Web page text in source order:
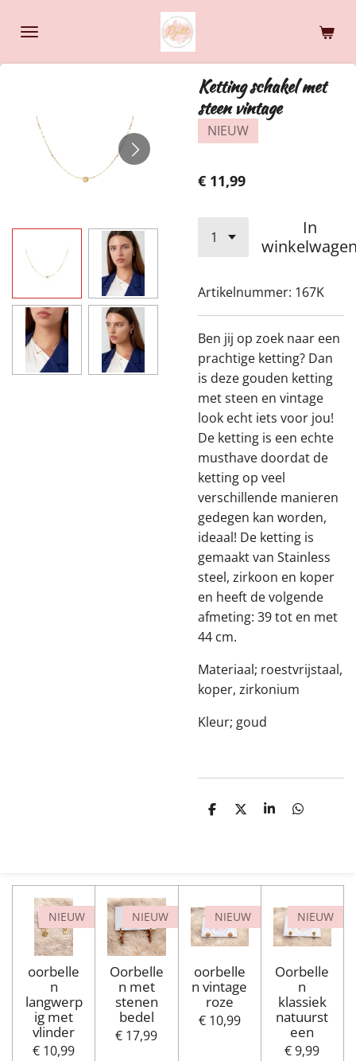
direct
Ketting schakel met
steen vintage
NIEUW
€ 11,99
In
Artikelnummer: 167K
Ben jij op zoek naar een
prachtige ketting? Dan
is deze gouden ketting
met steen en vintage
look echt iets voor jou!
De ketting is een echte
musthave doordat de
ketting op veel
verschillende manieren
gedegen kan worden,
ideaal! De ketting is
gemaakt van Stainless
steel, zirkoon en koper
en heeft de volgende
afmeting: 39 tot en met
44 cm.
Materiaal; roestvrijstaal,
koper, zirkonium
Kleur; goud
D
D
S
D
NIEUW
oorbelle
n
langwerp
ig met
vlinder
€ 10,99
NIEUW
Oorbelle
n met
stenen
bedel
€ 17,99
NIEUW
oorbelle
n vintage
roze
€ 10,99
NIEUW
Oorbelle
n
klassiek
natuurst
een
€ 9,99